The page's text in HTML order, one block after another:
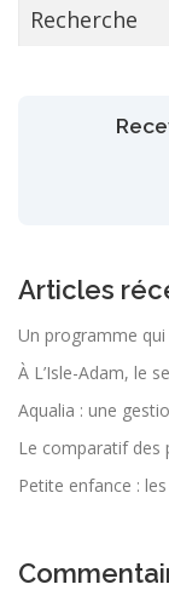
Articles
Un programme
À L’Isle-Adam, le
Aqualia : une
Le comparatif des
Petite enfance :